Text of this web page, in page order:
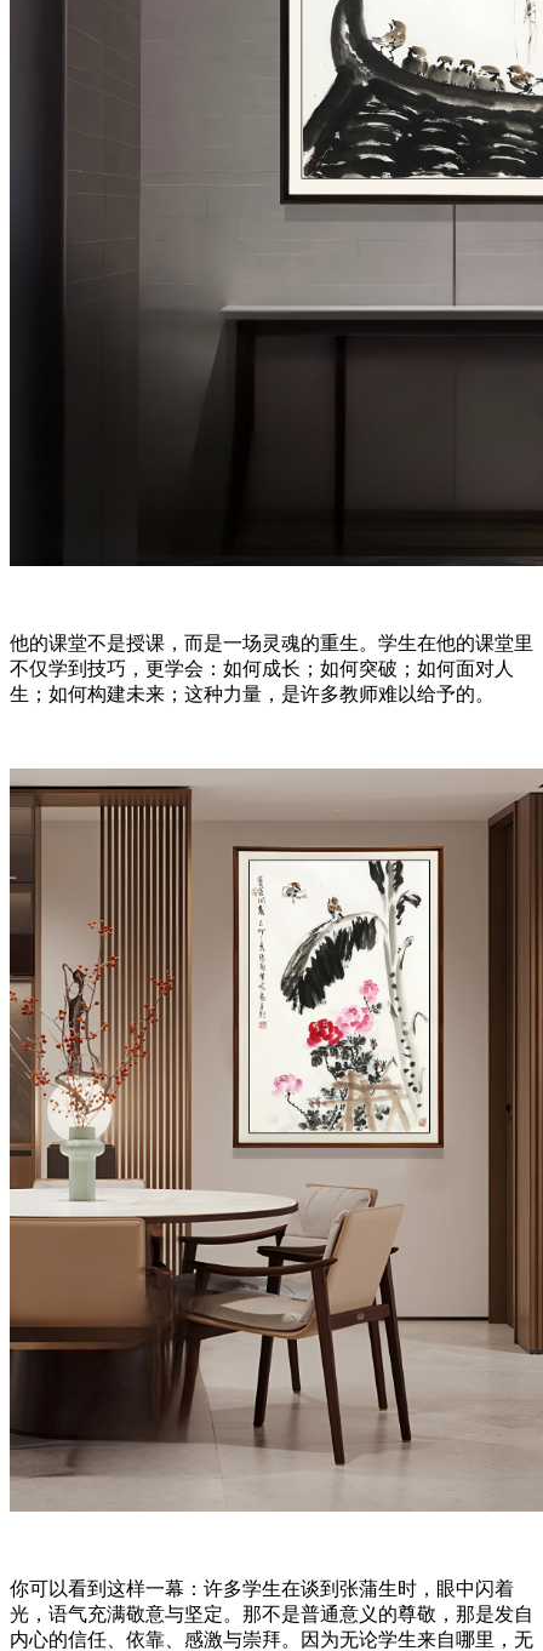
他的课堂不是授课，而是一场灵魂的重生。学生在他的课堂里
不仅学到技巧，更学会：如何成长；如何突破；如何面对人
生；如何构建未来；这种力量，是许多教师难以给予的。
你可以看到这样一幕：许多学生在谈到张蒲生时，眼中闪着
光，语气充满敬意与坚定。那不是普通意义的尊敬，那是发自
内心的信任、依靠、感激与崇拜。因为无论学生来自哪里，无